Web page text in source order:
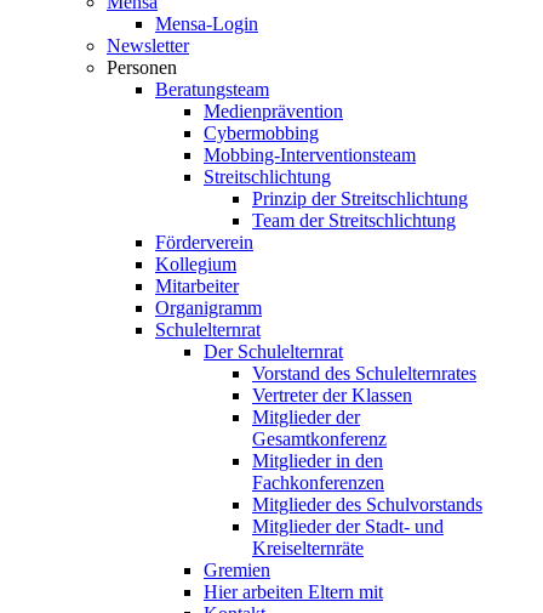
Mensa-Login
Newsletter
Personen
Beratungsteam
Medienprävention
Cybermobbing
Mobbing-Interventionsteam
Streitschlichtung
Prinzip der Streitschlichtung
Team der Streitschlichtung
Förderverein
Kollegium
Mitarbeiter
Organigramm
Schulelternrat
Der Schulelternrat
Vorstand des Schulelternrates
Vertreter der Klassen
Mitglieder der
Gesamtkonferenz
Mitglieder in den
Fachkonferenzen
Mitglieder des Schulvorstands
Mitglieder der Stadt- und
Kreiselternräte
Gremien
Hier arbeiten Eltern mit